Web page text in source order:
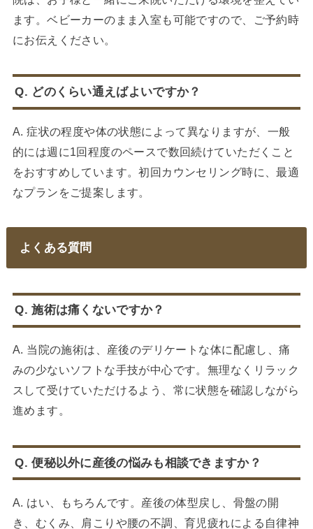
ます。ベビーカーのまま入室も可能ですので、ご予約時
にお伝えください。
Q. どのくらい通えばよいですか？
A. 症状の程度や体の状態によって異なりますが、一般
的には週に1回程度のペースで数回続けていただくこと
をおすすめしています。初回カウンセリング時に、最適
なプランをご提案します。
よくある質問
Q. 施術は痛くないですか？
A. 当院の施術は、産後のデリケートな体に配慮し、痛
みの少ないソフトな手技が中心です。無理なくリラック
スして受けていただけるよう、常に状態を確認しながら
進めます。
Q. 便秘以外に産後の悩みも相談できますか？
A. はい、もちろんです。産後の体型戻し、骨盤の開
き、むくみ、肩こりや腰の不調、育児疲れによる自律神